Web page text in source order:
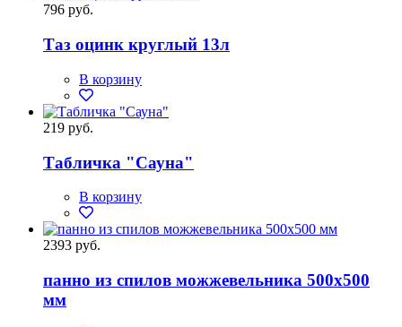
796 руб.
Таз оцинк круглый 13л
В корзину
219 руб.
Табличка "Сауна"
В корзину
2393 руб.
панно из спилов можжевельника 500х500
мм